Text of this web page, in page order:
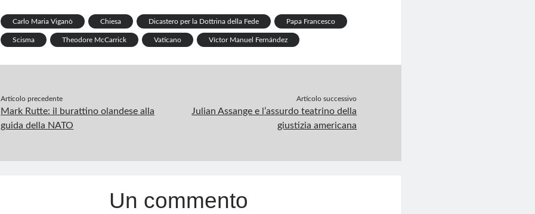
o
k
n
t
r
m A
p
p
Carlo Maria Viganò Chiesa Dicastero per la Dottrina della Fede Papa Francesco
Scisma Theodore McCarrick Vaticano Víctor Manuel Fernández
Articolo precedente
Mark Rutte: il burattino olandese alla
guida della NATO
Articolo successivo
Julian Assange e l’assurdo teatrino della
giustizia americana
Un commento